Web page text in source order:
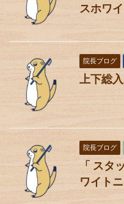
スホワ
院長ブログ
上下総
院長ブログ
「 スタ
ワイト